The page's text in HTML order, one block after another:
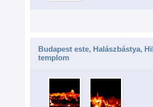
Budapest este, Halászbástya,
templom